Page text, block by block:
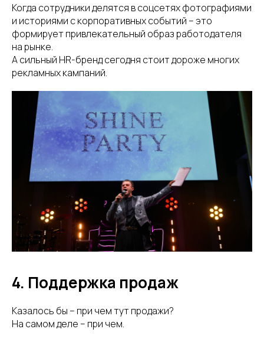
Когда сотрудники делятся в соцсетях фотографиями
и историями с корпоративных событий – это
формирует привлекательный образ работодателя
на рынке.
А сильный HR-бренд сегодня стоит дороже многих
рекламных кампаний.
4. Поддержка продаж
Казалось бы – при чем тут продажи?
На самом деле – при чем.